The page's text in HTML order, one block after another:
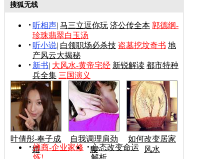
搜狐无线
听相声| 马三立逗你玩 济公传全本 郭德纲-
珍珠翡翠白玉汤
听小说| 白领职场必杀技 盗墓挖坟奇书 地
产风云大揭秘
新书| 大风水-黄帝宅经 新锐解读 都市特种
兵全集 三国演义
叶倩彤-奉子成
婚
自我调理肩劲
腰
如何改变居家
风水
禅商-企业家修
炼!
心态改变命运
解析